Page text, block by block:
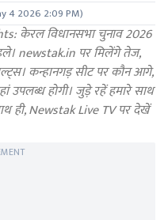
4 2026 2:09 PM)
केरल विधानसभा चुनाव 2026
newstak.in पर मिलेंगे तेज,
कन्हानगड़ सीट पर कौन आगे,
उपलब्ध होगी। जुड़े रहें हमारे साथ
ही, Newstak Live TV पर देखें